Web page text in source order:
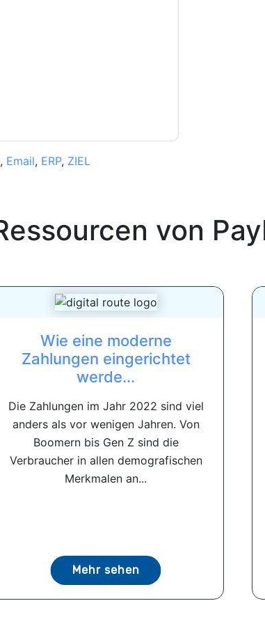
, Email, ERP, ZIEL
von
Wie eine moderne
Zahlungen eingerichtet
werde...
Die Zahlungen im Jahr 2022 sind viel
anders als vor wenigen Jahren. Von
Boomern bis Gen Z sind die
Verbraucher in allen demografischen
Merkmalen an...
Mehr sehen